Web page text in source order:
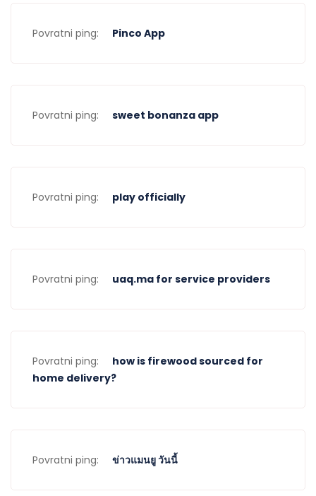
Povratni ping: Pinco App
Povratni ping: sweet bonanza app
Povratni ping: play officially
Povratni ping: uaq.ma for service providers
Povratni ping:
how is firewood sourced for
home delivery?
Povratni ping: ข่าวแมนยู วันนี้